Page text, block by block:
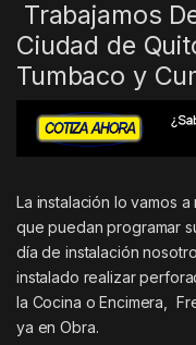
Trabajamos
Ciudad de
Tumbaco y
La instalación lo vamos
que puedan programar
día de instalación
instalado realizar
la Cocina o Encimera,
ya en Obra.